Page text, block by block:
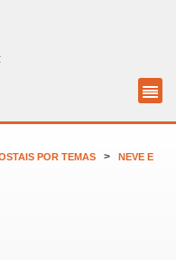
POR TEMAS > NEVE E